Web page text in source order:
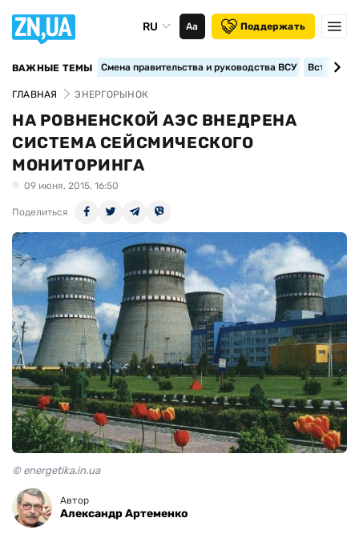
RU Аа Поддержать
ВАЖНЫЕ ТЕМЫ Смена правительства и руководства ВСУ
ГЛАВНАЯ ЭНЕРГОРЫНОК
НА РОВНЕНСКОЙ АЭС ВНЕДРЕНА
СИСТЕМА СЕЙСМИЧЕСКОГО
МОНИТОРИНГА
09 июня, 2015, 16:50
Поделиться
© energetika.in.ua
Автор
Александр Артеменко